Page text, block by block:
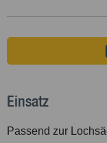
Einsatz
Passend zur